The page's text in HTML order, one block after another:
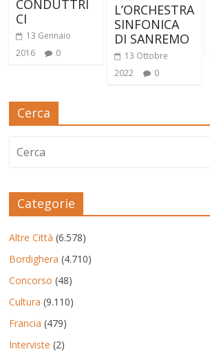
CONDUTTRI
CI
13 Gennaio
2016
0
L’ORCHESTRA
SINFONICA
DI SANREMO
13 Ottobre
2022
0
Cerca
Categorie
Altre Città (6.578)
Bordighera (4.710)
Concorso (48)
Cultura (9.110)
Francia (479)
Interviste (2)